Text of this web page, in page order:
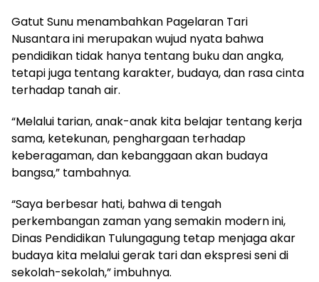
Gatut Sunu menambahkan Pagelaran Tari
Nusantara ini merupakan wujud nyata bahwa
pendidikan tidak hanya tentang buku dan angka,
tetapi juga tentang karakter, budaya, dan rasa cinta
terhadap tanah air.
“Melalui tarian, anak-anak kita belajar tentang kerja
sama, ketekunan, penghargaan terhadap
keberagaman, dan kebanggaan akan budaya
bangsa,” tambahnya.
“Saya berbesar hati, bahwa di tengah
perkembangan zaman yang semakin modern ini,
Dinas Pendidikan Tulungagung tetap menjaga akar
budaya kita melalui gerak tari dan ekspresi seni di
sekolah-sekolah,” imbuhnya.